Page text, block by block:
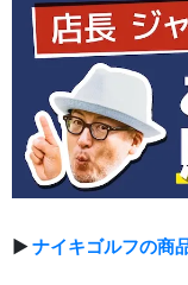
▶ナイキゴルフの商